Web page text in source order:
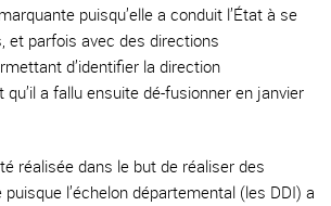
puisqu’elle a conduit l’État à se
et parfois avec des directions
d’identifier la direction
a fallu ensuite dé-fusionner en janvier
réalisée dans le but de réaliser des
l’échelon départemental (les DDI) a